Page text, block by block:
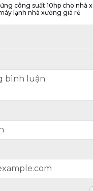
lạnh nhà xưởng giá rẻ